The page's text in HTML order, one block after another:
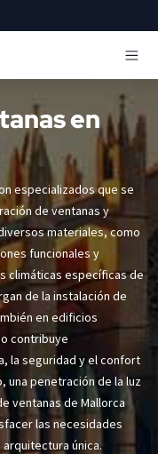
en
especializados que se
de ventanas y
materiales, como
funcionales y
climáticas específicas de
de la instalación de
en edificios
contribuye
la seguridad y el confort
una penetración de la luz
ventanas de Mallorca
las necesidades
única.